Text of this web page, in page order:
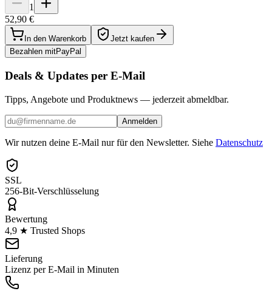
1
52,90 €
In den Warenkorb
Jetzt kaufen
Bezahlen mitPayPal
Deals & Updates per E-Mail
Tipps, Angebote und Produktnews — jederzeit abmeldbar.
Anmelden
Wir nutzen deine E-Mail nur für den Newsletter. Siehe Datenschutz
SSL
256-Bit-Verschlüsselung
Bewertung
4,9 ★ Trusted Shops
Lieferung
Lizenz per E-Mail in Minuten